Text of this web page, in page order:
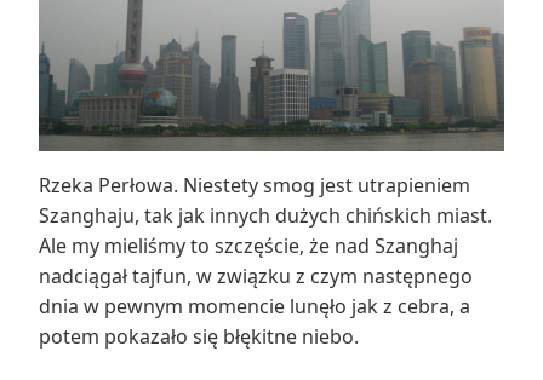
Rzeka Perłowa. Niestety smog jest utrapieniem
Szanghaju, tak jak innych dużych chińskich miast.
Ale my mieliśmy to szczęście, że nad Szanghaj
nadciągał tajfun, w związku z czym następnego
dnia w pewnym momencie lunęło jak z cebra, a
potem pokazało się błękitne niebo.